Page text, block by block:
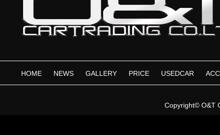
HOME NEWS GALLERY PRICE USEDCAR
Copyright©O&T